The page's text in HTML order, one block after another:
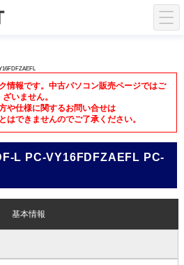
情報です。中古パソコン販売ページではご
ざいません。
や仕様に関するお問い合せは
はできませんのでご了承ください。
L PC-VY16FDFZAEFL PC-
基本情報